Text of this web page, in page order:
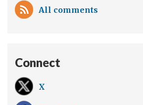
All comments
Connect
X